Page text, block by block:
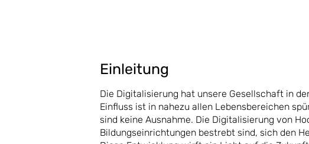
Einleitung
Die Digitalisierung hat unsere Gesellschaft in
Einfluss ist in nahezu allen Lebensbereichen
sind keine Ausnahme. Die Digitalisierung von
Bildungseinrichtungen bestrebt sind, sich den